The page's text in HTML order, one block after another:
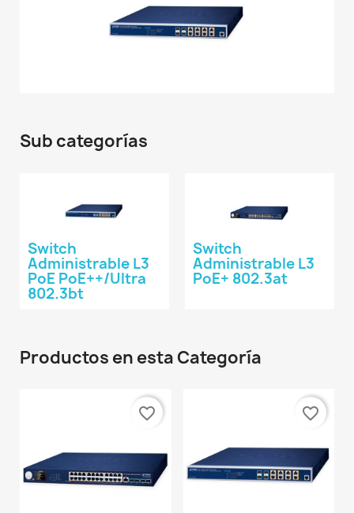
Sub categorías
Switch
Administrable L3
PoE PoE++/Ultra
802.3bt
Switch
Administrable L3
PoE+ 802.3at
Productos en esta Categoría
favorite_border favorite_border